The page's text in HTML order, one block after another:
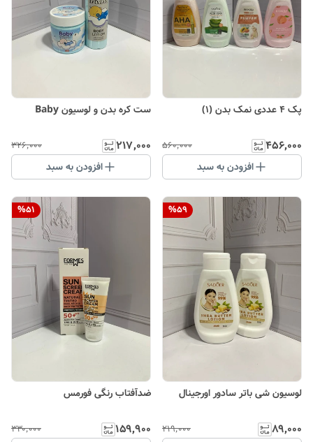
پک 4 عددی نمک بدن (۱)
۴۵۶٬۰۰۰ ۵۶۰٬۰۰۰
افزودن به سبد
ست کره بدن و لوسیون Baby
۲۱۷٬۰۰۰ ۳۲۶٬۰۰۰
افزودن به سبد
%59
لوسیون شی باتر سادور اورجینال
۸۹٬۰۰۰ ۲۱۹٬۰۰۰
%51
ضدآفتاب رنگی فورمس
۱۵۹٬۹۰۰ ۳۳۰٬۰۰۰